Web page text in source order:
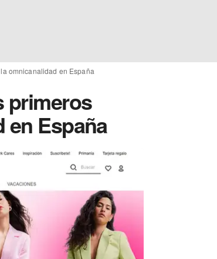
omnicanalidad en España
primeros
en España